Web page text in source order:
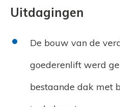
Uitdagingen
De bouw van de
goederenlift werd
bestaande dak met